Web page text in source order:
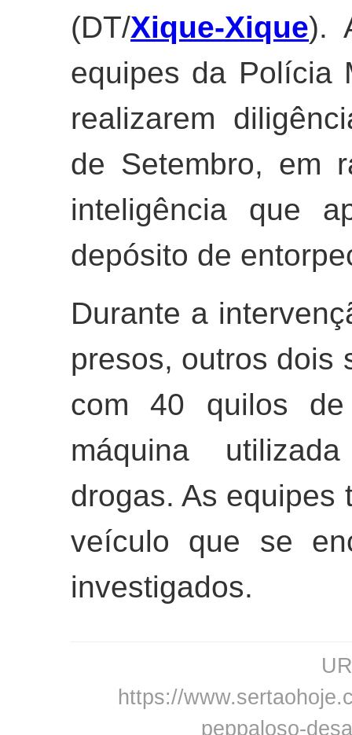
(DT/Xique-Xique).
equipes da Polícia
realizarem
de Setembro, em
inteligência que
depósito de
Durante a
presos, outros dois
com 40 quilos
máquina
drogas. As equipes
veículo que se
investigados.
https://
peppaloso-